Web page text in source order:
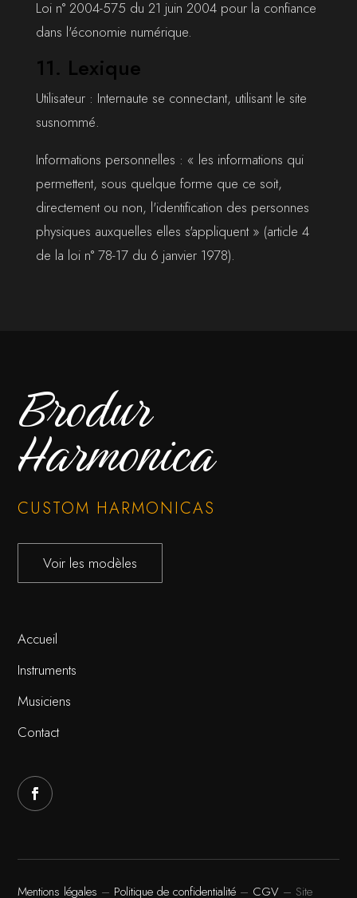
Loi n° 2004-575 du 21 juin 2004 pour la confiance
dans l'économie numérique.
11. Lexique
Utilisateur : Internaute se connectant, utilisant le site
susnommé.
Informations personnelles : « les informations qui
permettent, sous quelque forme que ce soit,
directement ou non, l'identification des personnes
physiques auxquelles elles s'appliquent » (article 4
de la loi n° 78-17 du 6 janvier 1978).
Brodur
Harmonica
CUSTOM HARMONICAS
Voir les modèles
Accueil
Instruments
Musiciens
Contact
Mentions légales – Politique de confidentialité – CGV – Site